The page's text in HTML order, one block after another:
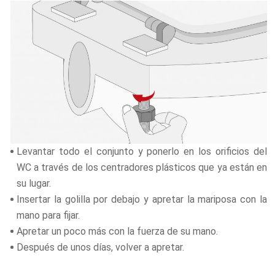
Levantar todo el conjunto y ponerlo en los orificios del
WC a través de los centradores plásticos que ya están en
su lugar.
Insertar la golilla por debajo y apretar la mariposa con la
mano para fijar.
Apretar un poco más con la fuerza de su mano.
Después de unos días, volver a apretar.